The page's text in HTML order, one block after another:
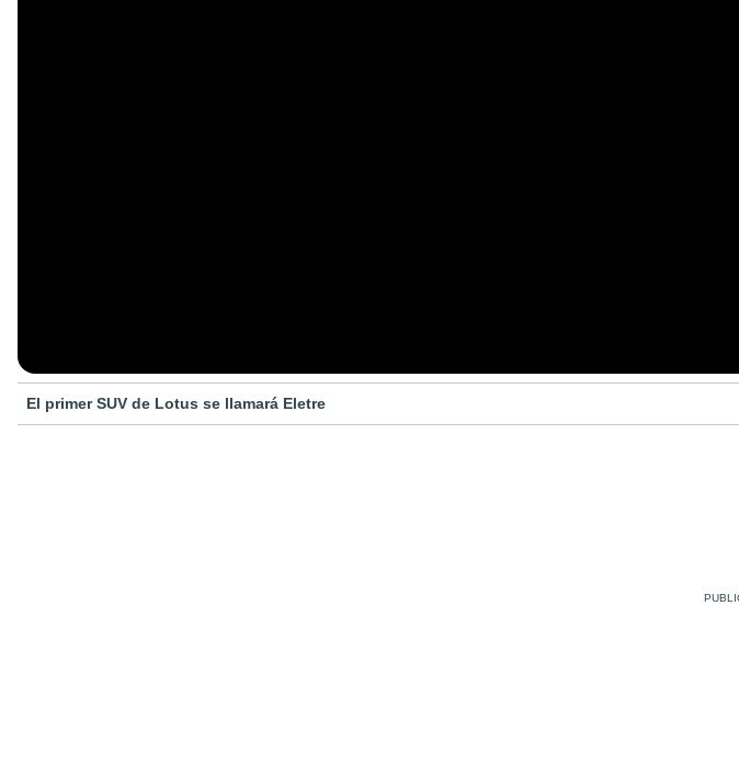
El primer SUV de Lotus se llamará Eletre